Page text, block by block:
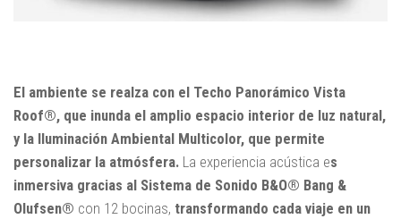
El ambiente se realza con el Techo Panorámico Vista
Roof®, que inunda el amplio espacio interior de luz natural,
y la Iluminación Ambiental Multicolor, que permite
personalizar la atmósfera. La experiencia acústica es
inmersiva gracias al Sistema de Sonido B&O® Bang &
Olufsen® con 12 bocinas, transformando cada viaje en un